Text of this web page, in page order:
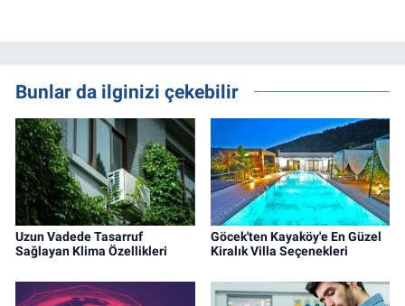
Bunlar da ilginizi çekebilir
Uzun Vadede Tasarruf
Sağlayan Klima Özellikleri
Göcek'ten Kayaköy'e En Güzel
Kiralık Villa Seçenekleri